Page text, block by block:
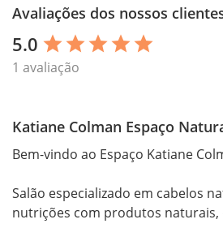
Avaliações dos nossos
5.0 star star star star star
1 avaliação
Katiane Colman Espaço
Bem-vindo ao Espaço Katiane
Salão especializado em cabelos
nutrições com produtos naturais,